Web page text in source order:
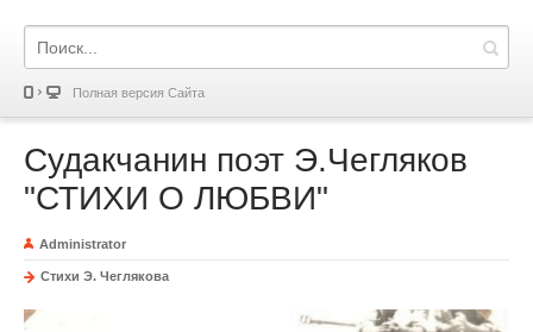
Полная версия Сайта
Судакчанин поэт Э.Чегляков
"СТИХИ О ЛЮБВИ"
Administrator
Стихи Э. Чеглякова